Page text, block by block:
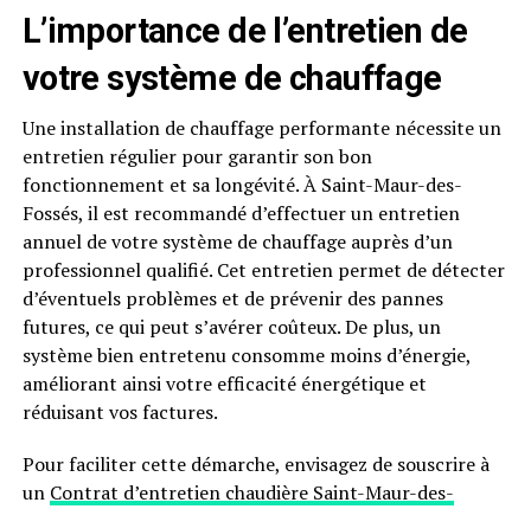
L’importance de l’entretien de
votre système de chauffage
Une installation de chauffage performante nécessite un
entretien régulier pour garantir son bon
fonctionnement et sa longévité. À Saint-Maur-des-
Fossés, il est recommandé d’effectuer un entretien
annuel de votre système de chauffage auprès d’un
professionnel qualifié. Cet entretien permet de détecter
d’éventuels problèmes et de prévenir des pannes
futures, ce qui peut s’avérer coûteux. De plus, un
système bien entretenu consomme moins d’énergie,
améliorant ainsi votre efficacité énergétique et
réduisant vos factures.
Pour faciliter cette démarche, envisagez de souscrire à
un Contrat d’entretien chaudière Saint-Maur-des-